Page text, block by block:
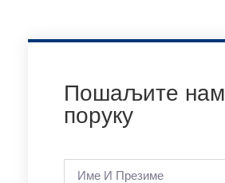
Пошаљите нам
поруку